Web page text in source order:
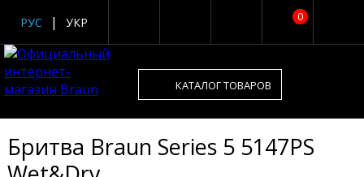
0
РУС УКР
КАТАЛОГ ТОВАРОВ
Бритва Braun Series 5 5147PS